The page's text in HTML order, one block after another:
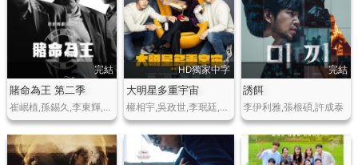
完結
賭命為王 第二季
崔岷植,孫錫久,李東輝,許成泰
HD獨家中字
大明星多重宇宙
權相宇,吳政世,李珉廷,樸昭怡,金俊
完結
誘餌
李伊利雅,張根碩,許成泰